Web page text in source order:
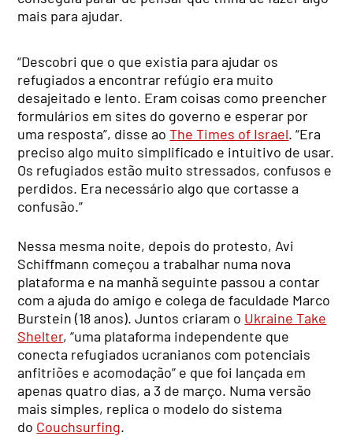
mais para ajudar.
“Descobri que o que existia para ajudar os
refugiados a encontrar refúgio era muito
desajeitado e lento. Eram coisas como preencher
formulários em sites do governo e esperar por
uma resposta”, disse aoThe Times of Israel. “Era
preciso algo muito simplificado e intuitivo de usar.
Os refugiados estão muito stressados, confusos e
perdidos. Era necessário algo que cortasse a
confusão.”
Nessa mesma noite, depois do protesto, Avi
Schiffmann começou a trabalhar numa nova
plataforma e na manhã seguinte passou a contar
com a ajuda do amigo e colega de faculdade Marco
Burstein (18 anos). Juntos criaram o Ukraine Take
Shelter, “uma plataforma independente que
conecta refugiados ucranianos com potenciais
anfitriões e acomodação” e que foi lançada em
apenas quatro dias, a 3 de março. Numa versão
mais simples, replica o modelo do sistema
do Couchsurfing.